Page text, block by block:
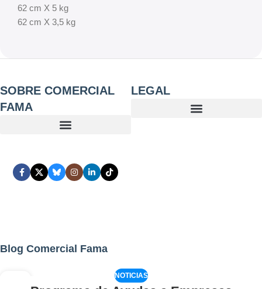
62 cm X 5 kg
62 cm X 3,5 kg
SOBRE COMERCIAL
FAMA
LEGAL
Blog Comercial Fama
NOTICIAS